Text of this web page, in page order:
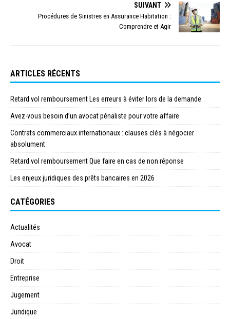
SUIVANT
Procédures de Sinistres en Assurance Habitation :
Comprendre et Agir
ARTICLES RÉCENTS
Retard vol remboursement Les erreurs à éviter lors de la demande
Avez-vous besoin d’un avocat pénaliste pour votre affaire
Contrats commerciaux internationaux : clauses clés à négocier
absolument
Retard vol remboursement Que faire en cas de non réponse
Les enjeux juridiques des prêts bancaires en 2026
CATÉGORIES
Actualités
Avocat
Droit
Entreprise
Jugement
Juridique